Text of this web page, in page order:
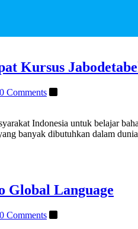
Kursus
0 Comments
Indonesia untuk belajar
banyak dibutuhkan dalam
Global Language
0 Comments